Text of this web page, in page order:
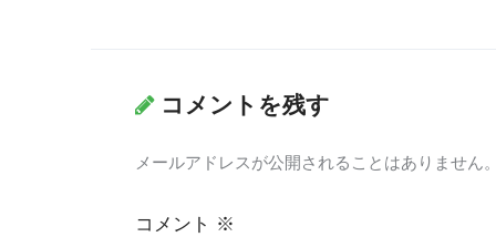
コメントを残す
メールアドレスが公開されることはありません
コメント ※